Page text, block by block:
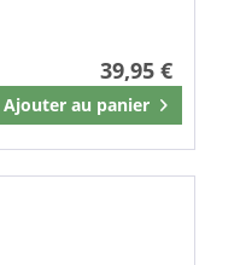
39,95 €
Ajouter au panier
Mémoriser